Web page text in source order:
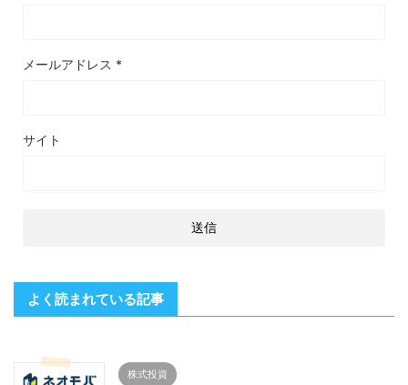
メールアドレス *
サイト
よく読まれている記事
株式投資